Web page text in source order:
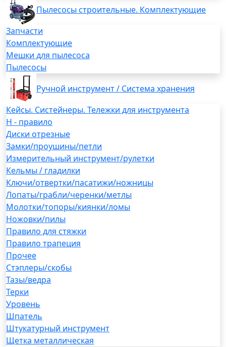
Пылесосы строительные. Комплектующие
Запчасти
Комплектующие
Мешки для пылесоса
Пылесосы
Ручной инструмент / Система хранения
Кейсы. Систейнеры. Тележки для инструмента
H - правило
Диски отрезные
Замки/проушины/петли
Измерительный инструмент/рулетки
Кельмы / гладилки
Ключи/отвертки/пасатижи/ножницы
Лопаты/грабли/черенки/метлы
Молотки/топоры/киянки/ломы
Ножовки/пилы
Правило для стяжки
Правило трапеция
Прочее
Стэплеры/скобы
Тазы/ведра
Терки
Уровень
Шпатель
Штукатурный инструмент
Щетка металлическая